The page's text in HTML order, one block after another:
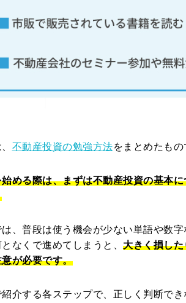
不動産投資の勉強方法をまとめたもの
める際は、まずは不動産投資の基本
、普段は使う機会が少ない単語や数
なくで進めてしまうと、 大きく損し
が必要です。
介する各ステップで、正しく判断で